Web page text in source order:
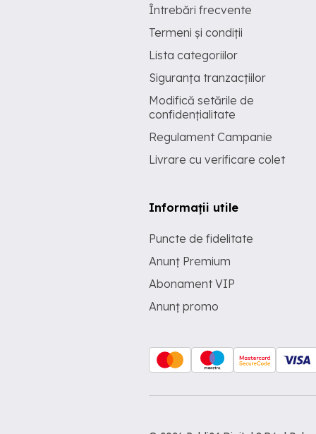
Întrebări frecvente
Termeni și condiții
Lista categoriilor
Siguranța tranzacțiilor
Modifică setările de
confidențialitate
Regulament Campanie
Livrare cu verificare colet
Informații utile
Puncte de fidelitate
Anunț Premium
Abonament VIP
Anunț promo